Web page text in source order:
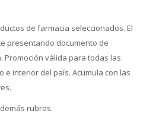
de farmacia seleccionados. El
presentando documento de
Promoción válida para todas las
e interior del país. Acumula con las
rubros.